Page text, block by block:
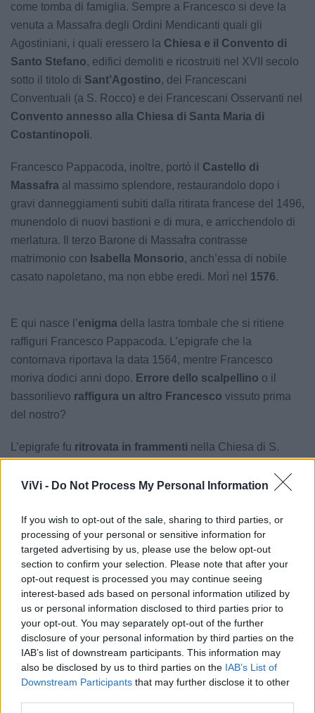
ViVi - Do Not Process My Personal Information
If you wish to opt-out of the sale, sharing to third parties, or
processing of your personal or sensitive information for
targeted advertising by us, please use the below opt-out
section to confirm your selection. Please note that after your
opt-out request is processed you may continue seeing
interest-based ads based on personal information utilized by
us or personal information disclosed to third parties prior to
your opt-out. You may separately opt-out of the further
disclosure of your personal information by third parties on the
IAB’s list of downstream participants. This information may
also be disclosed by us to third parties on the IAB’s List of
Downstream Participants that may further disclose it to other
come tomba di famiglia. Sempre a Francesco si deve la
venuta a Massafra degli Ordini Mendicanti quali gli
Agostiniani, i quali eressero la Chiesa e il Convento di
Santo Stefano, edifici demoliti e ricostruiti nel XVII secolo
sotto il titolo di Sant’Agostino, dei Francescani
Conventuali (a S. Rocco) e dei Francescani Osservanti nel
Convento annesso alla Chiesa di Santa Maria di
Costantinopoli.
Francesco Pappacoda, inoltre, portò il Castello di
Massafra al massimo splendore, restaurandolo dopo i
gravi danneggiamenti subiti dalla ritirata francese del 1496,
munendolo di nuovi bastioni e di mura, e arricchendolo di
merlatura. Il terzo Barone di Massafra contrasse
matrimonio con Isabella Monsorio, anch’essa di nobile
casato napoletano, ma non ebbe eredi. Morì nel 1576.
E qui nasce l’enigma della lastra tombale che si ritiene
raffiguri Francesco Pappacoda. L’epigrafe che la
contornava riportava la data 1564, mentre Francesco
moriva dodici anni dopo. Errore dello scalpellino o il
bassorilievo raffigura un altro Francesco vissuto prima
del nostro?
L’epigrafe fu ritrovata in frammenti nella Chiesa di S.
trasportata dalla Chiesa di S. Rocco) all’epoca della
bassorilievo, che l’Arciprete Don Antonio Ladianafece
murare nell’interculumnio della “Chiesa Nuova”.
testo dell’epigrafefu così tradotto dal latino: “Riposa in
questo tumulo il grandissimo eroe Francesco che a noi
dette la stirpe generosa nei secoli dei Pappacoda, che un
tempo ai re della Terra e dei Cieli fu meritatamente
graditissimo, e per la sua nobile pietà, vivendo, per coloro
che sarebbero vissuti nell’avvenire questo Sacro Tempio
edificò al Signore del Cielo sotto il titolo di San Rocco".